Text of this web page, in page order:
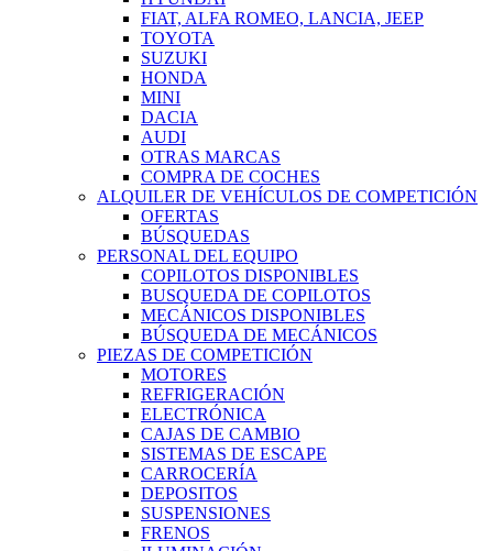
FIAT, ALFA ROMEO, LANCIA, JEEP
TOYOTA
SUZUKI
HONDA
MINI
DACIA
AUDI
OTRAS MARCAS
COMPRA DE COCHES
ALQUILER DE VEHÍCULOS DE COMPETICIÓN
OFERTAS
BÚSQUEDAS
PERSONAL DEL EQUIPO
COPILOTOS DISPONIBLES
BUSQUEDA DE COPILOTOS
MECÁNICOS DISPONIBLES
BÚSQUEDA DE MECÁNICOS
PIEZAS DE COMPETICIÓN
MOTORES
REFRIGERACIÓN
ELECTRÓNICA
CAJAS DE CAMBIO
SISTEMAS DE ESCAPE
CARROCERÍA
DEPOSITOS
SUSPENSIONES
FRENOS